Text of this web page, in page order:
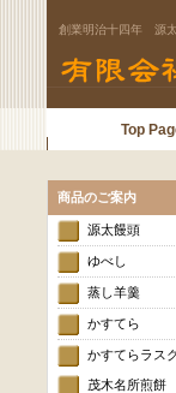
創業明治十四年 源
Top
商品のご案内
源太饅頭
ゆべし
蒸し羊羹
かすてら
かすてらラスク
茂木名所煎餅